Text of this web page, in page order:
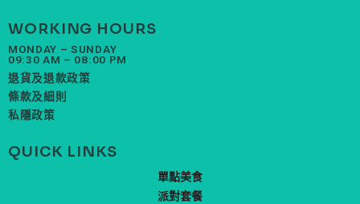
WORKING HOURS
MONDAY – SUNDAY
09:30 AM – 08:00 PM
退貨及退款政策
條款及細則
私隱政策
QUICK LINKS
單點美食
派對套餐